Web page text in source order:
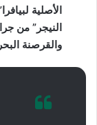
الأصلية
النيجر” من
والقرصنة